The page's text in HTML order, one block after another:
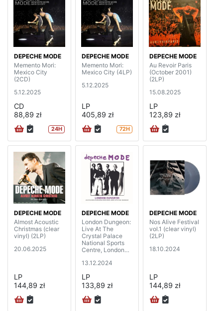
DEPECHE MODE
Memento Mori:
Mexico City
(2CD)
5.12.2025
CD
88,89 zł
24H
DEPECHE MODE
Memento Mori:
Mexico City (4LP)
5.12.2025
LP
405,89 zł
72H
DEPECHE MODE
Au Revoir Paris
(October 2001)
(2LP)
15.08.2025
LP
123,89 zł
DEPECHE MODE
Almost Acoustic
Christmas (clear
vinyl) (2LP)
20.06.2025
LP
144,89 zł
DEPECHE MODE
London Dungeon:
Live At The
Crystal Palace
National Sports
Centre, London
13.12.2024
LP
133,89 zł
DEPECHE MODE
Nos Alive Festival
vol.1 (clear vinyl)
(2LP)
18.10.2024
LP
144,89 zł